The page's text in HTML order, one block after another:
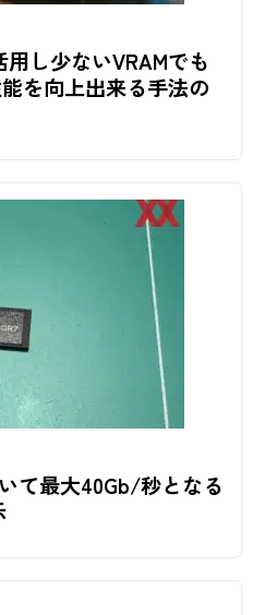
し少ないVRAMでも
を向上出来る手法の
て最大40Gb/秒となる